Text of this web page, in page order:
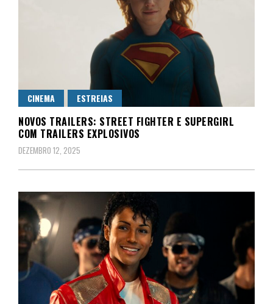
CINEMA ESTREIAS
NOVOS TRAILERS: STREET FIGHTER E SUPERGIRL
COM TRAILERS EXPLOSIVOS
DEZEMBRO 12, 2025